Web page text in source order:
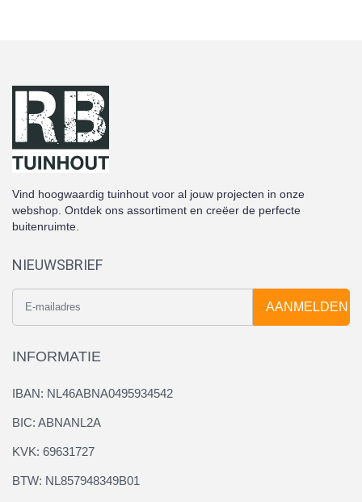
Vind hoogwaardig tuinhout voor al jouw projecten in onze
webshop. Ontdek ons assortiment en creëer de perfecte
buitenruimte.
NIEUWSBRIEF
AANMELDEN
INFORMATIE
IBAN: NL46ABNA0495934542
BIC: ABNANL2A
KVK: 69631727
BTW: NL857948349B01